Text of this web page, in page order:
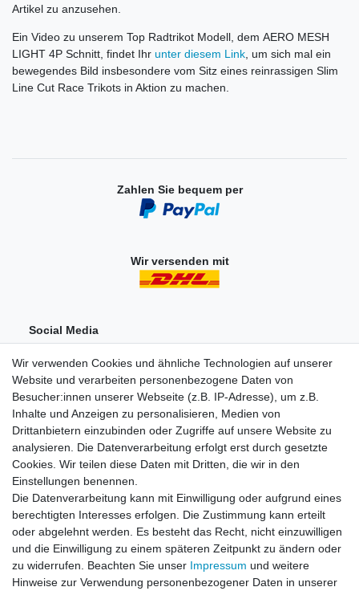
Artikel zu anzusehen.
Ein Video zu unserem Top Radtrikot Modell, dem AERO MESH
LIGHT 4P Schnitt, findet Ihr unter diesem Link, um sich mal ein
bewegendes Bild insbesondere vom Sitz eines reinrassigen Slim
Line Cut Race Trikots in Aktion zu machen.
Zahlen Sie bequem per
Wir versenden mit
Social Media
Einkaufen
Zahlungsarten
Versandarten & -kosten
Widerrufsrecht
Zum Online-Widerruf
Wir verwenden Cookies und ähnliche Technologien auf unserer
Website und verarbeiten personenbezogene Daten von
Besucher:innen unserer Webseite (z.B. IP-Adresse), um z.B.
Inhalte und Anzeigen zu personalisieren, Medien von
Drittanbietern einzubinden oder Zugriffe auf unsere Website zu
analysieren. Die Datenverarbeitung erfolgt erst durch gesetzte
Cookies. Wir teilen diese Daten mit Dritten, die wir in den
Einstellungen benennen.
Die Datenverarbeitung kann mit Einwilligung oder aufgrund eines
berechtigten Interesses erfolgen. Die Zustimmung kann erteilt
oder abgelehnt werden. Es besteht das Recht, nicht einzuwilligen
und die Einwilligung zu einem späteren Zeitpunkt zu ändern oder
zu widerrufen. Beachten Sie unser Impressum und weitere
Hinweise zur Verwendung personenbezogener Daten in unserer